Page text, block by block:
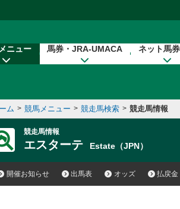
ニュー 馬券・JRA-UMACA ネット馬
ム > 競馬メニュー > 競走馬検索 > 競走馬情報
競走馬情報
エスターテ Estate（JPN）
開催お知らせ 出馬表 オッズ 払戻金